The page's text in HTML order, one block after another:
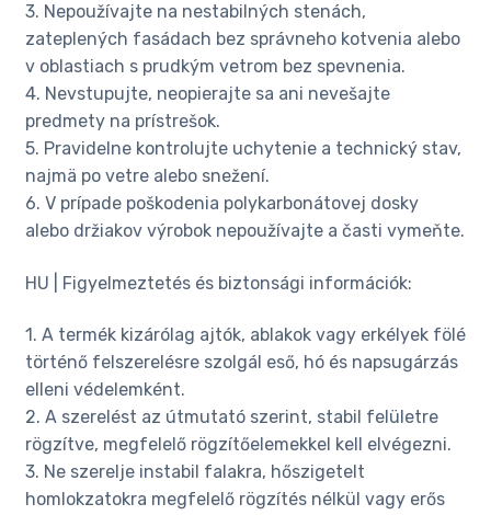
3. Nepoužívajte na nestabilných stenách,
zateplených fasádach bez správneho kotvenia alebo
v oblastiach s prudkým vetrom bez spevnenia.
4. Nevstupujte, neopierajte sa ani nevešajte
predmety na prístrešok.
5. Pravidelne kontrolujte uchytenie a technický stav,
najmä po vetre alebo snežení.
6. V prípade poškodenia polykarbonátovej dosky
alebo držiakov výrobok nepoužívajte a časti vymeňte.
HU | Figyelmeztetés és biztonsági információk:
1. A termék kizárólag ajtók, ablakok vagy erkélyek fölé
történő felszerelésre szolgál eső, hó és napsugárzás
elleni védelemként.
2. A szerelést az útmutató szerint, stabil felületre
rögzítve, megfelelő rögzítőelemekkel kell elvégezni.
3. Ne szerelje instabil falakra, hőszigetelt
homlokzatokra megfelelő rögzítés nélkül vagy erős